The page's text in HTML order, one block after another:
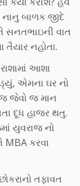
બાળક જીદે
સનતભાઇની વાત
તૈયાર નહોતા.
આશા
એમના ઘર નો
જેવો જ માન
દૂધ હાજર થતુ.
યુવરાજ નો
MBA કરવા
તફાવત